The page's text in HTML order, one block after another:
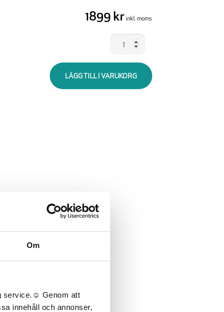
Om
service.☺︎ Genom att
innehåll och annonser,
1899 krinkl. moms
Rescue
elektroder
vuxen
mängd
LÄGG TILL I VARUKORG